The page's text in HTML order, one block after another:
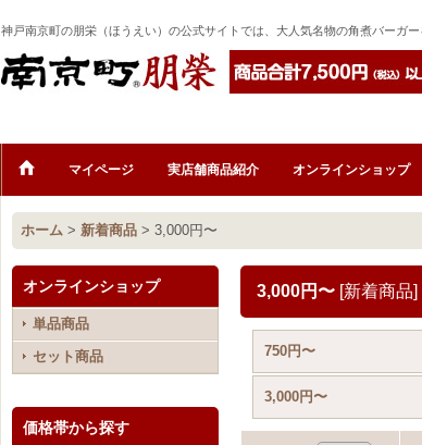
神戸南京町の朋栄（ほうえい）の公式サイトでは、大人気名物の角煮バーガ
マイページ 実店舗商品紹介 オンラインショップ
ホーム > 新着商品 > 3,000円〜
オンラインショップ
単品商品
セット商品
価格帯から探す
3,000円〜 [新着商品]
750円〜
3,000円〜